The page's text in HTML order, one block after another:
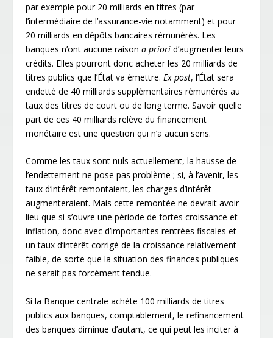
par exemple pour 20 milliards en titres (par
l’intermédiaire de l’assurance-vie notamment) et pour
20 milliards en dépôts bancaires rémunérés. Les
banques n’ont aucune raisona priori d’augmenter leurs
crédits. Elles pourront donc acheter les 20 milliards de
titres publics que l’État va émettre.Ex post, l’État sera
endetté de 40 milliards supplémentaires rémunérés au
taux des titres de court ou de long terme. Savoir quelle
part de ces 40 milliards relève du financement
monétaire est une question qui n’a aucun sens.
Comme les taux sont nuls actuellement, la hausse de
l’endettement ne pose pas problème ; si, à l’avenir, les
taux d’intérêt remontaient, les charges d’intérêt
augmenteraient. Mais cette remontée ne devrait avoir
lieu que si s’ouvre une période de fortes croissance et
inflation, donc avec d’importantes rentrées fiscales et
un taux d’intérêt corrigé de la croissance relativement
faible, de sorte que la situation des finances publiques
ne serait pas forcément tendue.
Si la Banque centrale achète 100 milliards de titres
publics aux banques, comptablement, le refinancement
des banques diminue d’autant, ce qui peut les inciter à